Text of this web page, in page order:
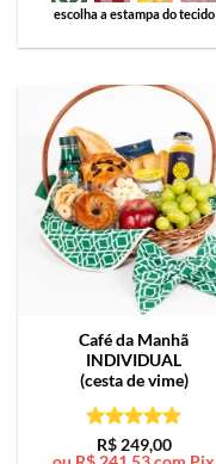
escolha a estampa do tecido
Café da Manhã
INDIVIDUAL
(cesta de vime)
Avaliação5
R$249,00